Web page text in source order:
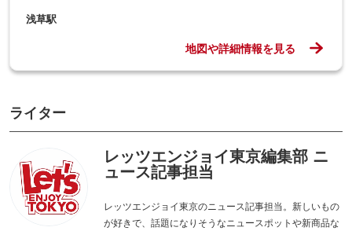
浅草駅
地図や詳細情報を見る
ライター
レッツエンジョイ東京編集部 ニ
ュース記事担当
レッツエンジョイ東京のニュース記事担当。新しいもの
が好きで、話題になりそうなニュースポットや新商品な